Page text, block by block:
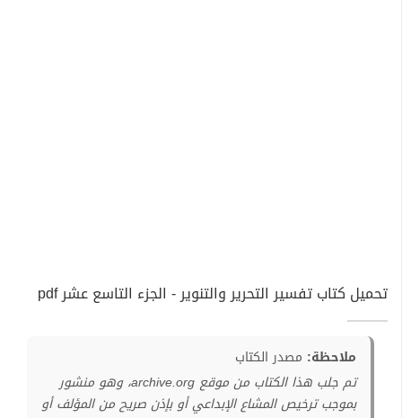
تحميل كتاب تفسير التحرير والتنوير - الجزء التاسع عشر pdf
ملاحظة: مصدر الكتاب
تم جلب هذا الكتاب من موقع archive.org، وهو منشور
بموجب ترخيص المشاع الإبداعي أو بإذن صريح من المؤلف أو